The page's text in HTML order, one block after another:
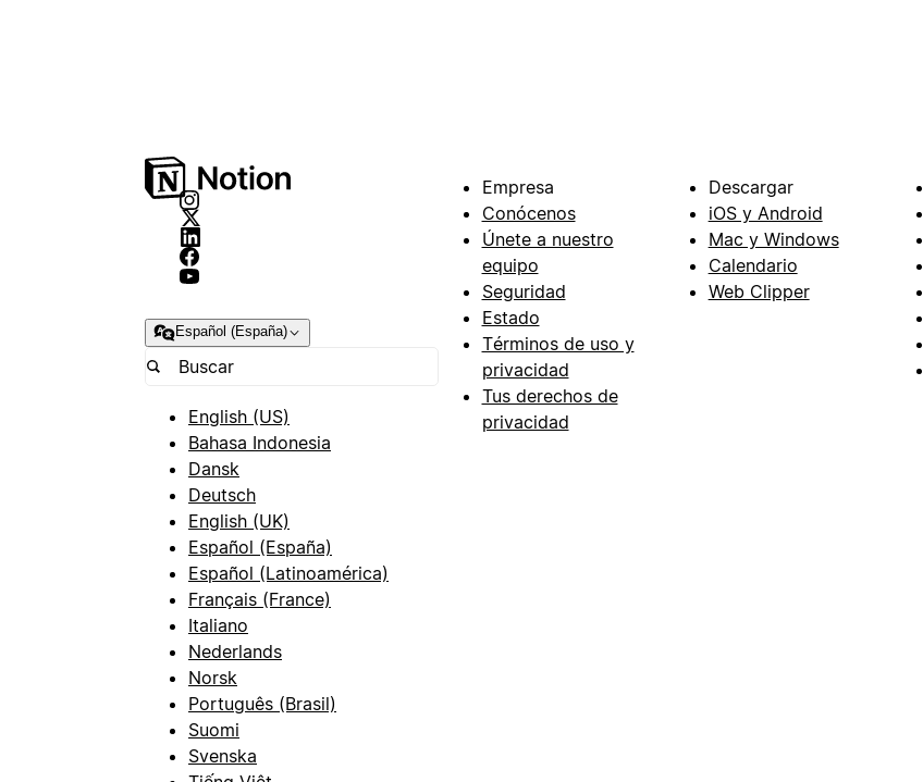
Español (España)
English (US)
Bahasa Indonesia
Dansk
Deutsch
English (UK)
Español (España)
Español (Latinoamérica)
Français (France)
Italiano
Nederlands
Norsk
Português (Brasil)
Suomi
Svenska
Empresa
Conócenos
Únete a nuestro
equipo
Seguridad
Estado
Términos de uso y
privacidad
Tus derechos de
privacidad
Descargar
iOS y Android
Mac y Windows
Calendario
Web Clipper